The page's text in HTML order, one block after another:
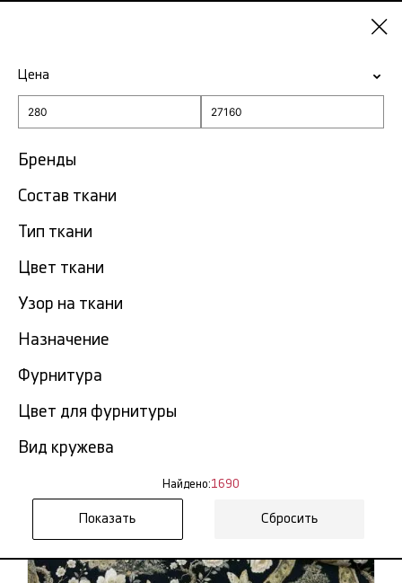
-15% на ткани по промокоду NY15
Ткань для юбки в
Красноярске
Фильтр
Показать все
Цена
Бренды
Состав ткани
Тип ткани
Цвет ткани
Узор на ткани
Назначение
Фурнитура
Цвет для фурнитуры
Вид кружева
Найдено:1690
Сбросить
NEW